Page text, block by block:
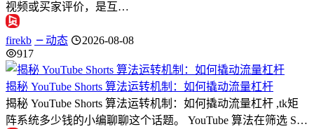
视频或买家评价，是互…
firekb 动态
2026-08-08
917
揭秘 YouTube Shorts 算法运转机制：如何撬动流量杠杆
揭秘 YouTube Shorts 算法运转机制：如何撬动流量杠杆 ,tk矩
阵系统多少钱的小编聊聊这个话题。 YouTube 算法在筛选 S…